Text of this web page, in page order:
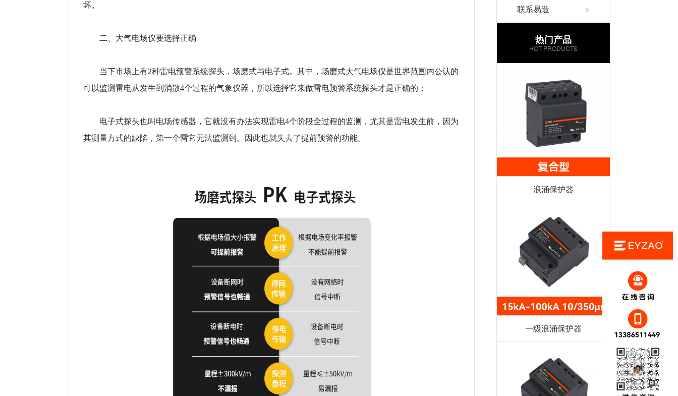
坏。
二、大气电场仪要选择正确
当下市场上有2种雷电预警系统探头，场磨式与电子式。其中，场磨式大气电场仪是世界范围内公认的
可以监测雷电从发生到消散4个过程的气象仪器，所以选择它来做雷电预警系统探头才是正确的；
电子式探头也叫电场传感器，它就没有办法实现雷电4个阶段全过程的监测，尤其是雷电发生前，因为
其测量方式的缺陷，第一个雷它无法监测到。因此也就失去了提前预警的功能。
联系易造 >
热门产品
HOT PRODUCTS
浪涌保护器
一级浪涌保护器